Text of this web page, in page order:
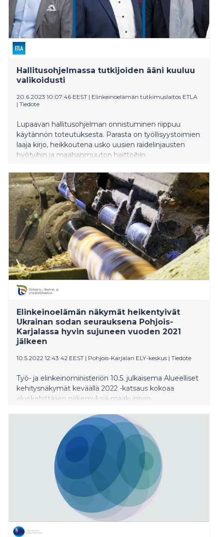
Hallitusohjelmassa tutkijoiden ääni kuuluu
valikoidusti
20.6.2023 10:07:46 EEST | Elinkeinoelämän tutkimuslaitos ETLA
| Tiedote
Lupaavan hallitusohjelman onnistuminen riippuu
käytännön toteutuksesta. Parasta on työllisyystoimien
laaja kirjo, heikkoutena usko uusien raidelinjausten
hyötyihin ja maahanmuuton haittoihin.
hallitusohjelmasta ovat kirjoittaneet toimitusjohtaja
Aki Kangasharju, tutkimusjohtaja Tero Kuusi ja
ennustepäällikkö Päivi Puonti.
Elinkeinoelämän näkymät heikentyivät
Ukrainan sodan seurauksena Pohjois-
Karjalassa hyvin sujuneen vuoden 2021
jälkeen
10.5.2022 12:43:42 EEST | Pohjois-Karjalan ELY-keskus | Tiedote
Työ- ja elinkeinoministeriön 10.5. julkaisema Alueelliset
kehitysnäkymät keväällä 2022 -katsaus kokoaa
aluekehittäjien näkemyksiä maakunnan
Suomen maakuntiin, joissa yhteydet Venäjälle ovat
tärkeä osa aluetaloutta.